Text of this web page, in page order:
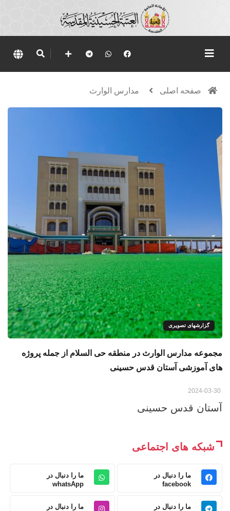
صفحه اصلی مدارس الوارث
گزارشهای تصویری
مجموعه مدارس الوارث در منطقه حی السلام از جمله پروژه
های آموزشی آستان قدس حسینی
آستان قدس حسینی
شبکه های اجتماعی
ما را دنبال در
facebook
ما را دنبال در
whatsApp
ما را دنبال در
ما را دنبال در